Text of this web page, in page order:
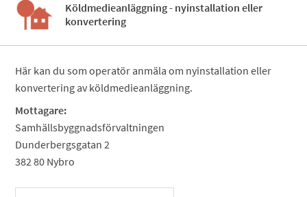
kommun
Köldmedieanläggning - nyinstallation eller
konvertering
Här kan du som operatör anmäla om nyinstallation eller
konvertering av köldmedieanläggning.
Mottagare:
Samhällsbyggnadsförvaltningen
Dunderbergsgatan 2
382 80 Nybro